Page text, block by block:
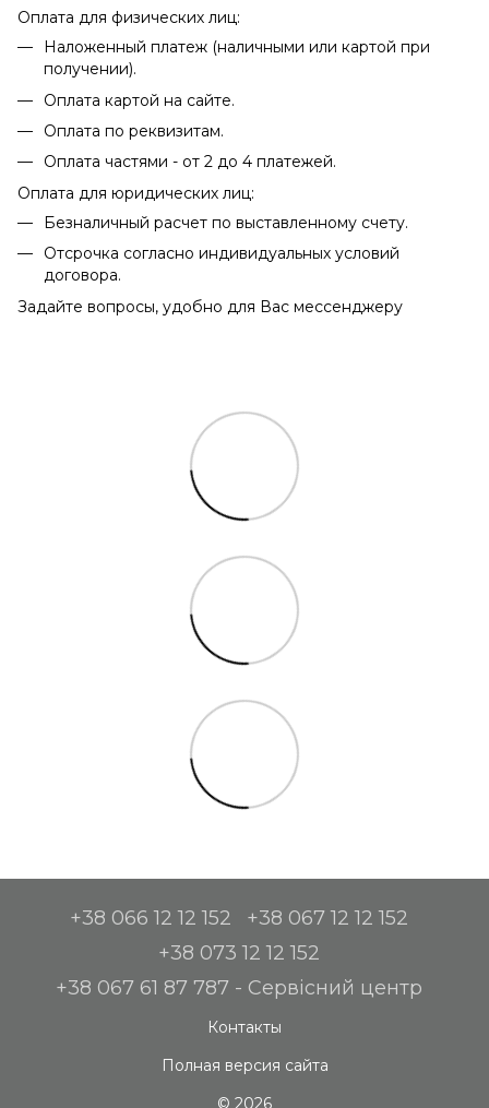
Оплата для физических лиц:
Наложенный платеж (наличными или картой при
получении).
Оплата картой на сайте.
Оплата по реквизитам.
Оплата частями - от 2 до 4 платежей.
Оплата для юридических лиц:
Безналичный расчет по выставленному счету.
Отсрочка согласно индивидуальных условий
договора.
Задайте вопросы, удобно для Вас мессенджеру
+38 066 12 12 152
+38 067 12 12 152
+38 073 12 12 152
+38 067 61 87 787 - Сервісний центр
Контакты
Полная версия сайта
© 2026